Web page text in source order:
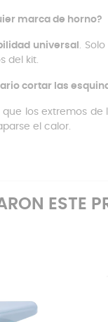
marca de horno?
universal
.
del kit.
cortar las
que los extremos
el calor.
ESTE